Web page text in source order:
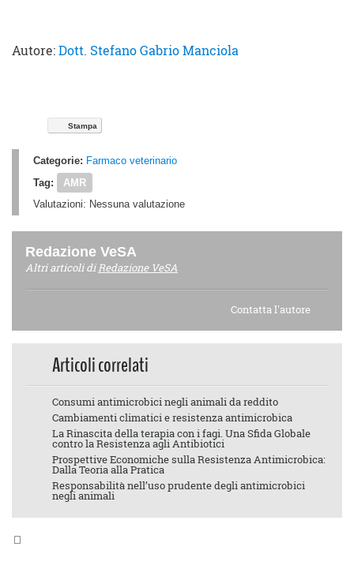
Autore: Dott. Stefano Gabrio Manciola
Stampa
Categorie: Farmaco veterinario
Tag:
AMR
Valutazioni: Nessuna valutazione
Redazione VeSA
Altri articoli diRedazione VeSA
Contatta l'autore
Articoli correlati
Consumi antimicrobici negli animali da reddito
Cambiamenti climatici e resistenza antimicrobica
La Rinascita della terapia con i fagi. Una Sfida Globale
contro la Resistenza agli Antibiotici
Prospettive Economiche sulla Resistenza Antimicrobica:
Dalla Teoria alla Pratica
Responsabilità nell’uso prudente degli antimicrobici
negli animali